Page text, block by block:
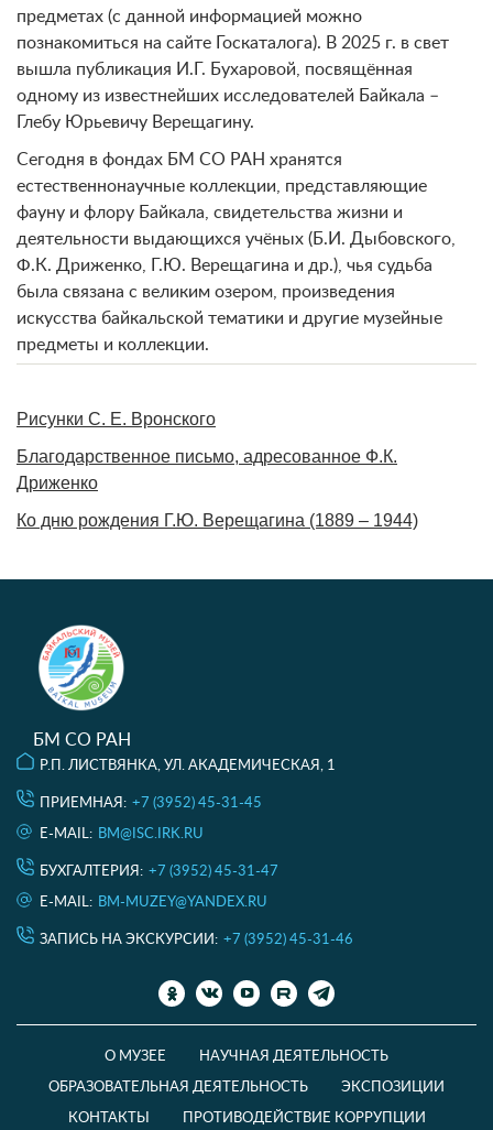
предметах (с данной информацией можно
познакомиться на сайте Госкаталога). В 2025 г. в свет
вышла публикация И.Г. Бухаровой, посвящённая
одному из известнейших исследователей Байкала –
Глебу Юрьевичу Верещагину.
Сегодня в фондах БМ СО РАН хранятся
естественнонаучные коллекции, представляющие
фауну и флору Байкала, свидетельства жизни и
деятельности выдающихся учёных (Б.И. Дыбовского,
Ф.К. Дриженко, Г.Ю. Верещагина и др.), чья судьба
была связана с великим озером, произведения
искусства байкальской тематики и другие музейные
предметы и коллекции.
Рисунки С. Е. Вронского
Благодарственное письмо, адресованное Ф.К.
Дриженко
Ко дню рождения Г.Ю. Верещагина (1889 – 1944)
БМ СО РАН
О МУЗЕЕ НАУЧНАЯ ДЕЯТЕЛЬНОСТЬ
ОБРАЗОВАТЕЛЬНАЯ ДЕЯТЕЛЬНОСТЬ ЭКСПОЗИЦИИ
КОНТАКТЫ ПРОТИВОДЕЙСТВИЕ КОРРУПЦИИ
Р.П. ЛИСТВЯНКА, УЛ. АКАДЕМИЧЕСКАЯ, 1
ПРИЕМНАЯ: +7 (3952) 45-31-45
E-MAIL: BM@ISC.IRK.RU
БУХГАЛТЕРИЯ: +7 (3952) 45-31-47
E-MAIL: BM-MUZEY@YANDEX.RU
ЗАПИСЬ НА ЭКСКУРСИИ: +7 (3952) 45-31-46